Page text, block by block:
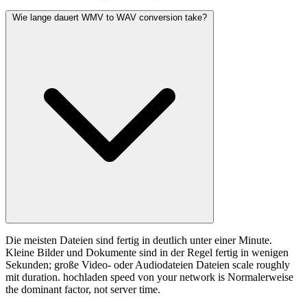
Wie lange dauert WMV to WAV conversion take?
Die meisten Dateien sind fertig in deutlich unter einer Minute.
Kleine Bilder und Dokumente sind in der Regel fertig in wenigen
Sekunden; große Video- oder Audiodateien Dateien scale roughly
mit duration. hochladen speed von your network is Normalerweise
the dominant factor, not server time.